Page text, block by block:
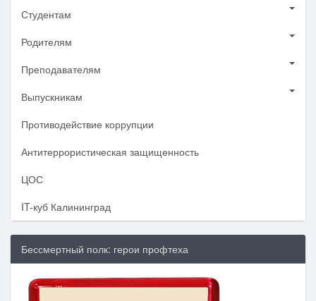
Студентам
Родителям
Преподавателям
Выпускникам
Противодействие коррупции
Антитеррористическая защищенность
ЦОС
IT-куб Калининград
Бессмертный полк: герои профтеха